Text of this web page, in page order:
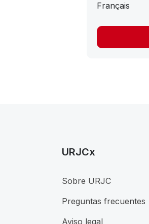
Français
URJCx
Sobre URJC
Preguntas frecuentes
Aviso legal